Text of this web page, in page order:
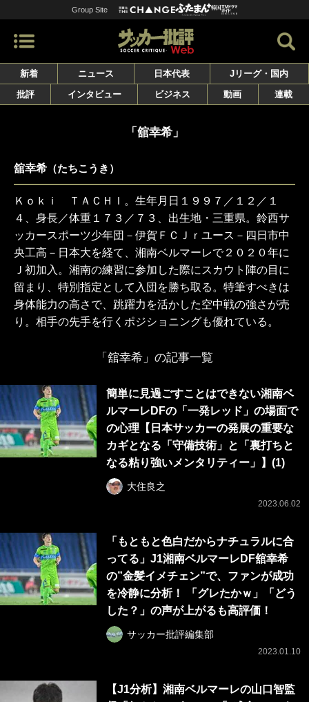
Group Site
新着 ニュース 日本代表
Jリーグ・国内
批評
インタビュー ビジネス 動画 連載
「舘幸希」
舘幸希 （たちこうき）
Ｋｏｋｉ ＴＡＣＨＩ。生年月日１９９７／１２／１
４、身長／体重１７３／７３、出生地・三重県。鈴西サ
ッカースポーツ少年団－伊賀ＦＣＪｒユース－四日市中
央工高－日本大を経て、湘南ベルマーレで２０２０年に
Ｊ初加入。湘南の練習に参加した際にスカウト陣の目に
留まり、特別指定として入団を勝ち取る。特筆すべきは
身体能力の高さで、跳躍力を活かした空中戦の強さが売
り。相手の先手を行くポジショニングも優れている。
「舘幸希」の記事一覧
簡単に見過ごすことはできない湘南ベ
ルマーレDFの「一発レッド」の場面で
の心理【日本サッカーの発展の重要な
カギとなる「守備技術」と「裏打ちと
なる粘り強いメンタリティー」】(1)
大住良之
2023.06.02
「もともと色白だからナチュラルに合
ってる」J1湘南ベルマーレDF舘幸希
の”金髪イメチェン”で、ファンが成功
を冷静に分析！ 「グレたかｗ」「どう
した？」の声が上がるも高評価！
サッカー批評編集部
2023.01.10
【J1分析】湘南ベルマーレの山口智監